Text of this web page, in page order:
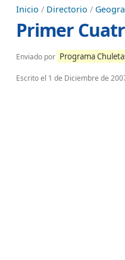
Inicio / Directorio /
Primer
Enviado por Programa
Escrito el 1 de Diciembre de